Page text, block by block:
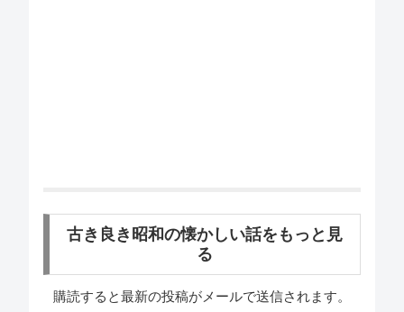
古き良き昭和の懐かしい話をもっと見
る
購読すると最新の投稿がメールで送信されます。